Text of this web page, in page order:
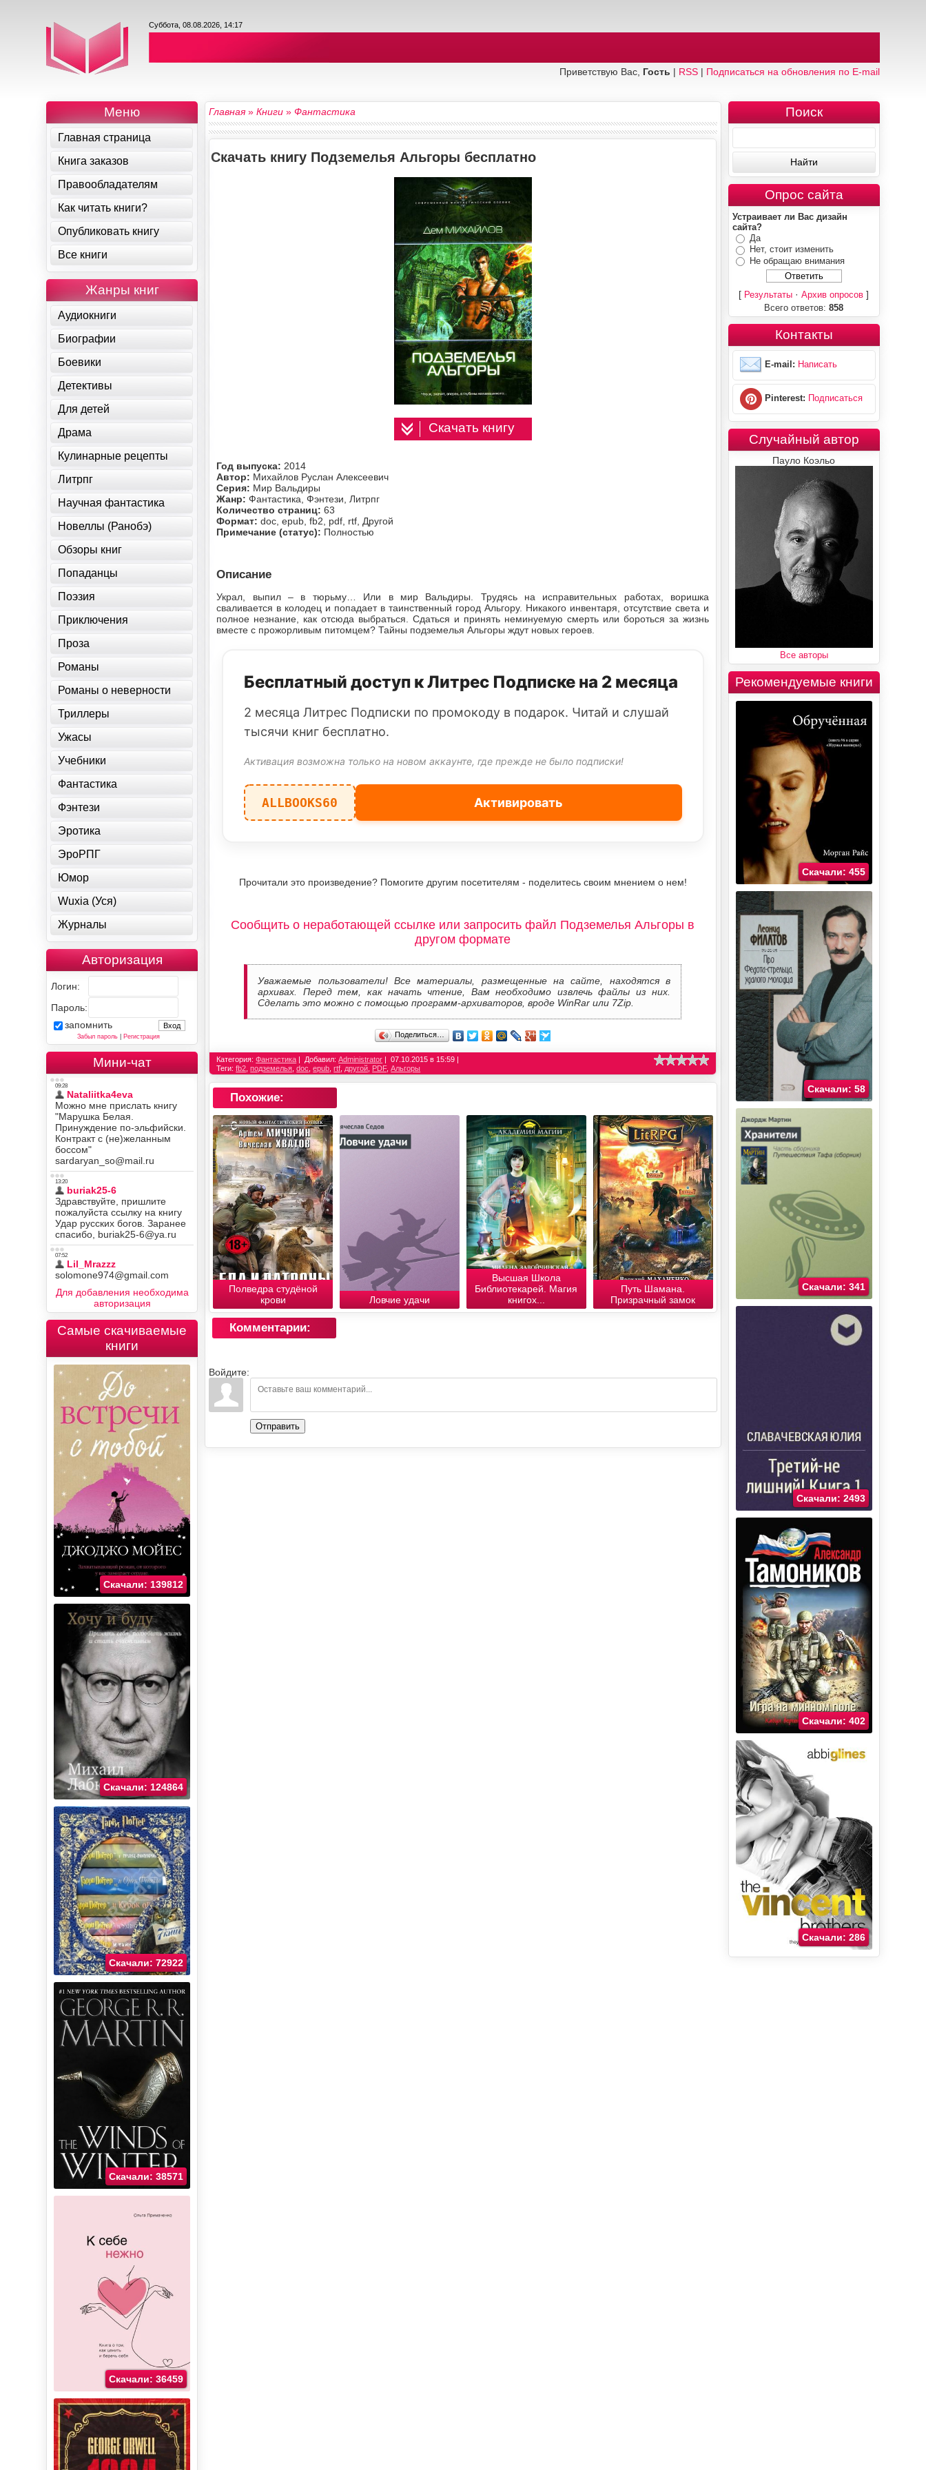
Суббота, 08.08.2026, 14:17
Приветствую Вас, Гость | RSS| Подписаться на обновления по E-mail
Главная»Книги »Фантастика
Скачать книгу Подземелья Альгоры бесплатно
Скачать книгу
Год выпуска: 2014
Автор: Михайлов Руслан Алексеевич
Серия: Мир Вальдиры
Жанр:Фантастика, Фэнтези, Литрпг
Количество страниц:63
Формат:doc, epub, fb2, pdf, rtf, Другой
Примечание (статус): Полностью
Описание
Украл, выпил – в тюрьму… Или в мир Вальдиры. Трудясь на исправительных работах, воришка
сваливается в колодец и попадает в таинственный город Альгору. Никакого инвентаря, отсутствие света и
полное незнание, как отсюда выбраться. Сдаться и принять неминуемую смерть или бороться за жизнь
вместе с прожорливым питомцем? Тайны подземелья Альгоры ждут новых героев.
Бесплатный доступ к Литрес Подписке на 2 месяца
2 месяца Литрес Подписки по промокоду в подарок. Читай и слушай
тысячи книг бесплатно.
Активация возможна только на новом аккаунте, где прежде не было подписки!
ALLBOOKS60 Активировать
Прочитали это произведение? Помогите другим посетителям - поделитесь своим мнением о нем!
Сообщить о неработающей ссылке или запросить файл Подземелья Альгоры в
другом формате
Уважаемые пользователи! Все материалы, размещенные на сайте, находятся в
архивах. Перед тем, как начать чтение, Вам необходимо извлечь файлы из них.
Сделать это можно с помощью программ-архиваторов, вроде WinRar или 7Zip.
Поделиться…
Категория:Фантастика Добавил:Administrator
07.10.2015 в 15:59
Теги:fb2 ,подземелья ,doc ,epub ,rtf другой PDF,Альгоры
Похожие:
Полведра студёной
крови
Ловчие удачи
Высшая Школа
Библиотекарей. Магия
книгох...
Путь Шамана.
Призрачный замок
Комментарии:
Войдите:
Отправить
Меню
Главная страница
Книга заказов
Правообладателям
Как читать книги?
Опубликовать книгу
Все книги
Жанры книг
Аудиокниги
Биографии
Боевики
Детективы
Для детей
Драма
Кулинарные рецепты
Литрпг
Научная фантастика
Новеллы (Ранобэ)
Обзоры книг
Попаданцы
Поэзия
Приключения
Проза
Романы
Романы о неверности
Триллеры
Ужасы
Учебники
Фантастика
Фэнтези
Эротика
ЭроРПГ
Юмор
Wuxia (Уся)
Журналы
Авторизация
Логин:
Пароль:
запомнить
Забыл пароль| Регистрация
Мини-чат
Для добавления необходима
авторизация
Самые скачиваемые
книги
Скачали: 139812
Скачали: 124864
Скачали: 72922
Скачали: 38571
Скачали: 36459
Поиск
Опрос сайта
Устраивает ли Вас дизайн
сайта?
Да
Нет, стоит изменить
Не обращаю внимания
[ Результаты ·Архив опросов ]
Всего ответов:858
Контакты
E-mail: Написать
Pinterest: Подписаться
Случайный автор
Пауло Коэльо
Все авторы
Рекомендуемые книги
Скачали: 455
Скачали: 58
Скачали: 341
Скачали: 2493
Скачали: 402
Скачали: 286